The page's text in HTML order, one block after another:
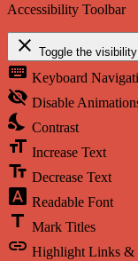
Accessibility Toolbar
close Toggle the
keyboard Keyboard
visibility_off Disable
nights_stay Contrast
format_size Increase Text
text_fields Decrease Text
font_download Readable Font
title Mark Titles
link Highlight Links &